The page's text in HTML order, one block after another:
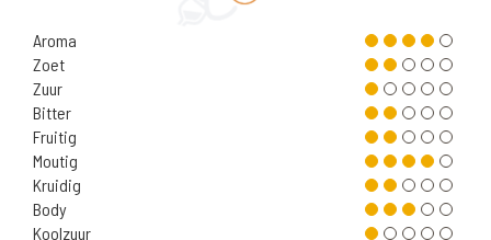
Aroma
Zoet
Zuur
Bitter
Fruitig
Moutig
Kruidig
Body
Koolzuur